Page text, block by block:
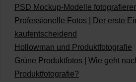
PSD Mockup-Modelle
Professionelle Fotos | Der erste
kaufentscheidend
Hollowman und Produktfotografie
Grüne Produktfotos | Wie geht
Produktfotografie?